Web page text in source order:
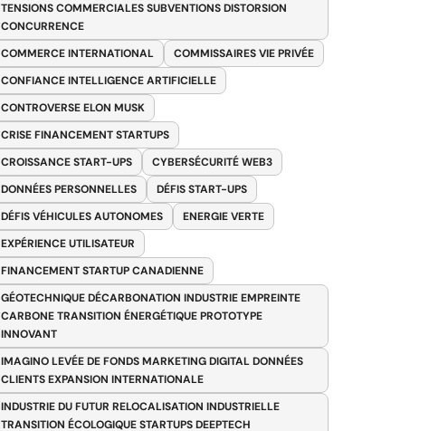
TENSIONS COMMERCIALES SUBVENTIONS DISTORSION
CONCURRENCE
COMMERCE INTERNATIONAL
COMMISSAIRES VIE PRIVÉE
CONFIANCE INTELLIGENCE ARTIFICIELLE
CONTROVERSE ELON MUSK
CRISE FINANCEMENT STARTUPS
CROISSANCE START-UPS
CYBERSÉCURITÉ WEB3
DONNÉES PERSONNELLES
DÉFIS START-UPS
DÉFIS VÉHICULES AUTONOMES
ENERGIE VERTE
EXPÉRIENCE UTILISATEUR
FINANCEMENT STARTUP CANADIENNE
GÉOTECHNIQUE DÉCARBONATION INDUSTRIE EMPREINTE
CARBONE TRANSITION ÉNERGÉTIQUE PROTOTYPE
INNOVANT
IMAGINO LEVÉE DE FONDS MARKETING DIGITAL DONNÉES
CLIENTS EXPANSION INTERNATIONALE
INDUSTRIE DU FUTUR RELOCALISATION INDUSTRIELLE
TRANSITION ÉCOLOGIQUE STARTUPS DEEPTECH